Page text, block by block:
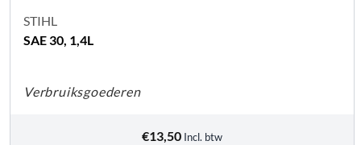
STIHL
SAE 30, 1,4L
Verbruiksgoederen
€13,50 Incl. btw